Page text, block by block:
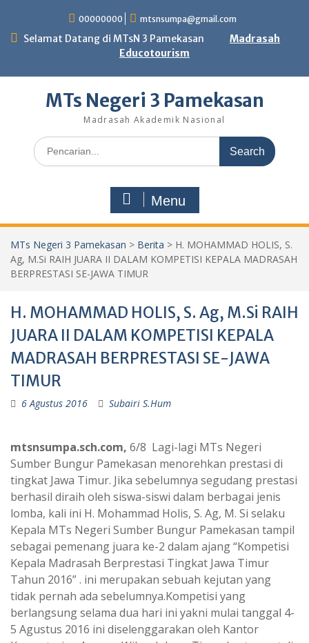
content
00000000 mtsnsumpa@gmail.com
Selamat Datang di MTsN 3 Pamekasan
Madrasah
Educotourism
MTs Negeri 3 Pamekasan
Madrasah Akademik Nasional
Search
for:
Menu
MTs Negeri 3 Pamekasan > Berita > H. MOHAMMAD HOLIS, S.
Ag, M.Si RAIH JUARA II DALAM KOMPETISI KEPALA MADRASAH
BERPRESTASI SE-JAWA TIMUR
H. MOHAMMAD HOLIS, S. Ag, M.Si RAIH
JUARA II DALAM KOMPETISI KEPALA
MADRASAH BERPRESTASI SE-JAWA
TIMUR
6 Agustus 2016 Subairi S.Hum
mtsnsumpa.sch.com, 6/8 Lagi-lagi MTs Negeri
Sumber Bungur Pamekasan menorehkan prestasi di
tingkat Jawa Timur. Jika sebelumnya segudang prestasi
berhasil diraih oleh siswa-siswi dalam berbagai jenis
lomba, kali ini H. Mohammad Holis, S. Ag, M. Si selaku
Kepala MTs Negeri Sumber Bungur Pamekasan tampil
sebagai pemenang juara ke-2 dalam ajang “Kompetisi
Kepala Madrasah Berprestasi Tingkat Jawa Timur
Tahun 2016” . ini merupakan sebuah kejutan yang
tidak pernah ada sebelumnya.Kompetisi yang
berlangsung selama dua hari ini yakni mulai tanggal 4-
5 Agustus 2016 ini diselenggarakan oleh Kantor